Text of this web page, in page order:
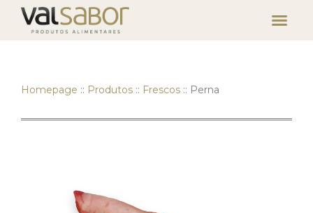
Homepage :: Produtos :: Frescos :: Perna